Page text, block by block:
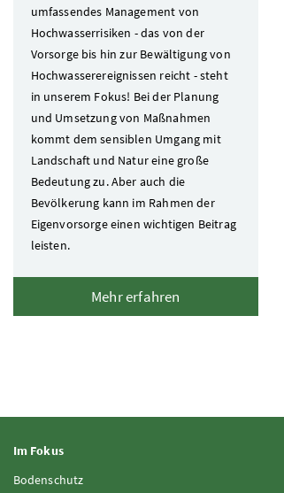
umfassendes Management von
Hochwasserrisiken - das von der
Vorsorge bis hin zur Bewältigung von
Hochwasserereignissen reicht - steht
in unserem Fokus! Bei der Planung
und Umsetzung von Maßnahmen
kommt dem sensiblen Umgang mit
Landschaft und Natur eine große
Bedeutung zu. Aber auch die
Bevölkerung kann im Rahmen der
Eigenvorsorge einen wichtigen Beitrag
leisten.
Mehr erfahren
Im Fokus
Bodenschutz